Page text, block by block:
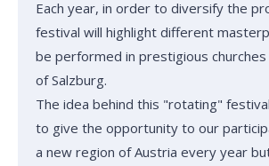
Each year, in order to diversify the
festival will highlight different
be performed in prestigious
of Salzburg.
The idea behind this "rotating"
to give the opportunity to our
a new region of Austria every year